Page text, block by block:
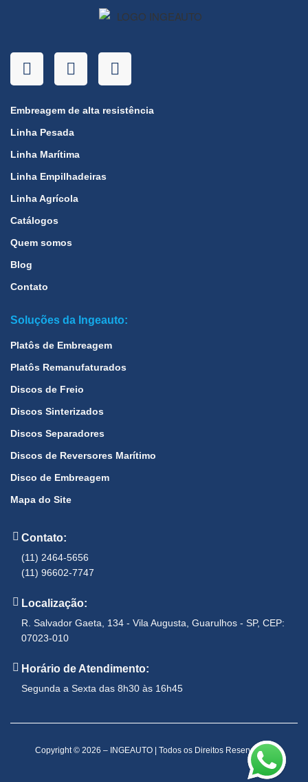
Embreagem de alta resistência
Linha Pesada
Linha Marítima
Linha Empilhadeiras
Linha Agrícola
Catálogos
Quem somos
Blog
Contato
Soluções da Ingeauto:
Platôs de Embreagem
Platôs Remanufaturados
Discos de Freio
Discos Sinterizados
Discos Separadores
Discos de Reversores Marítimo
Disco de Embreagem
Mapa do Site
Contato:
(11) 2464-5656
(11) 96602-7747
Localização:
R. Salvador Gaeta, 134 - Vila Augusta, Guarulhos - SP, CEP:
07023-010
Horário de Atendimento:
Segunda a Sexta das 8h30 às 16h45
Copyright © 2026 – INGEAUTO | Todos os Direitos Reservados.